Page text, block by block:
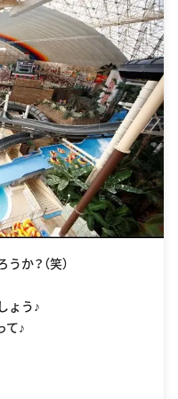
か？（笑）
ょう♪
て♪